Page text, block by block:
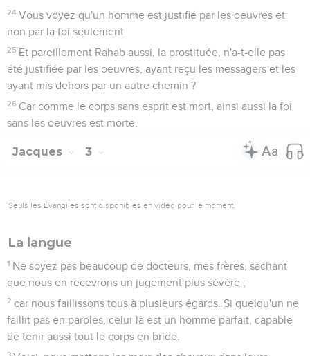
avez d'ardents désirs, et vous ne pouvez obtenir ; vous
contestez et vous faites la guerre ; vous n'avez pas, parce
que vous ne demandez pas ;
3 vous demandez, et vous ne recevez pas, parce que vous
demandez mal, afin de le dépenser pour vos voluptés.
4
Adultères, ne savez-vous pas que l'amitié du monde est
inimitié contre Dieu ? Quiconque donc voudra être ami du
monde, se constitue ennemi de Dieu.
Mais il donne une plus grande grâce. C'est pourquoi il dit :"
humbles ". Soumettez-vous donc à Dieu.
Approchez-vous de Dieu, et il s'approchera de vous.
qui êtes doubles de coeur.
Sentez vos misères, et menez deuil et pleurez. Que votre